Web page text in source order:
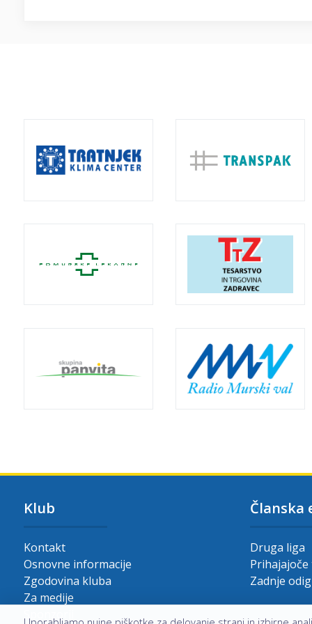
Klub
Kontakt
Osnovne informacije
Zgodovina kluba
Za medije
Članska
Druga liga
Zadnje